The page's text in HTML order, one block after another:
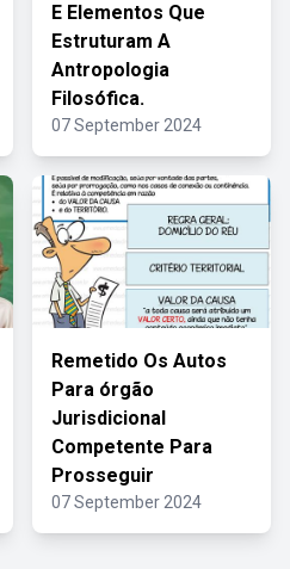
E Elementos Que
Estruturam A
Antropologia
Filosófica.
07 September 2024
Remetido Os Autos
Para órgão
Jurisdicional
Competente Para
Prosseguir
07 September 2024